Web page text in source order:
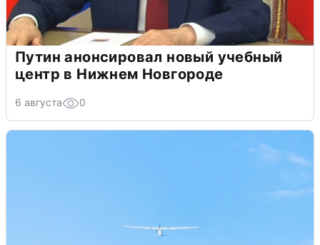
Путин анонсировал новый учебный
центр в Нижнем Новгороде
6 августа 0